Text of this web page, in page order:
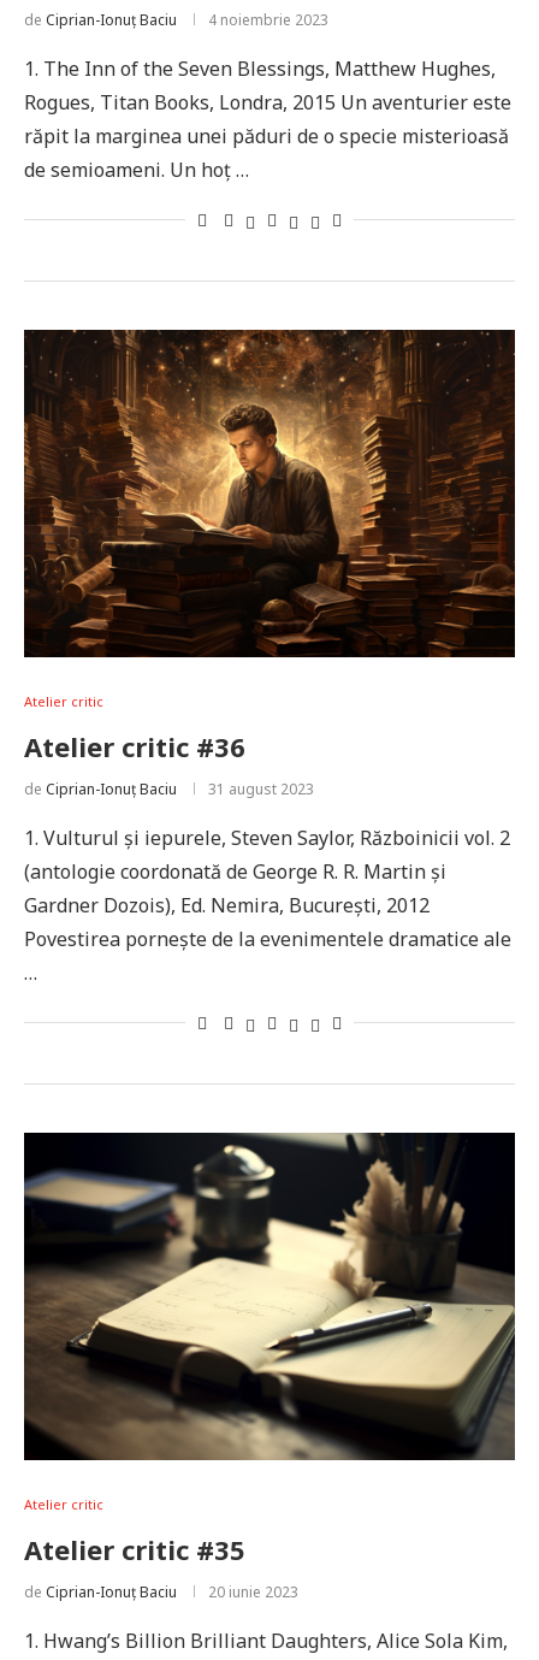
de Ciprian-Ionuț Baciu 4 noiembrie 2023
1. The Inn of the Seven Blessings, Matthew Hughes,
Rogues, Titan Books, Londra, 2015 Un aventurier este
răpit la marginea unei păduri de o specie misterioasă
de semioameni. Un hoț …
Atelier critic
Atelier critic #36
de Ciprian-Ionuț Baciu 31 august 2023
1. Vulturul și iepurele, Steven Saylor, Războinicii vol. 2
(antologie coordonată de George R. R. Martin și
Gardner Dozois), Ed. Nemira, București, 2012
Povestirea pornește de la evenimentele dramatice ale
…
Atelier critic
Atelier critic #35
de Ciprian-Ionuț Baciu 20 iunie 2023
1. Hwang’s Billion Brilliant Daughters, Alice Sola Kim,